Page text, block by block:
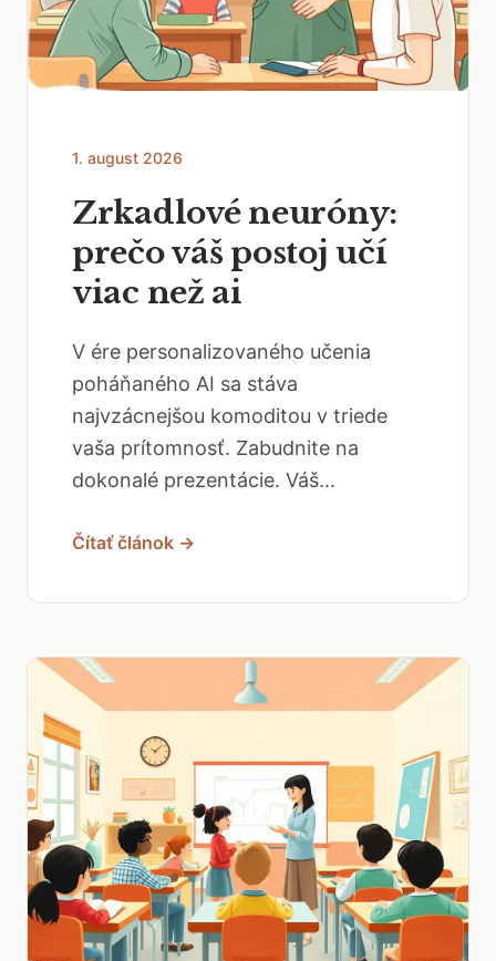
1. august 2026
Zrkadlové neuróny:
prečo váš postoj učí
viac než ai
V ére personalizovaného učenia
poháňaného AI sa stáva
najvzácnejšou komoditou v triede
vaša prítomnosť. Zabudnite na
dokonalé prezentácie. Váš...
Čítať článok →